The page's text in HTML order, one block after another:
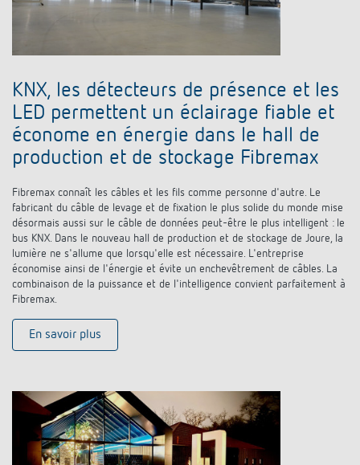
KNX, les détecteurs de présence et les
LED permettent un éclairage fiable et
économe en énergie dans le hall de
production et de stockage Fibremax
Fibremax connaît les câbles et les fils comme personne d'autre. Le
fabricant du câble de levage et de fixation le plus solide du monde mise
désormais aussi sur le câble de données peut-être le plus intelligent : le
bus KNX. Dans le nouveau hall de production et de stockage de Joure, la
lumière ne s'allume que lorsqu'elle est nécessaire. L'entreprise
économise ainsi de l'énergie et évite un enchevêtrement de câbles. La
combinaison de la puissance et de l'intelligence convient parfaitement à
Fibremax.
En savoir plus